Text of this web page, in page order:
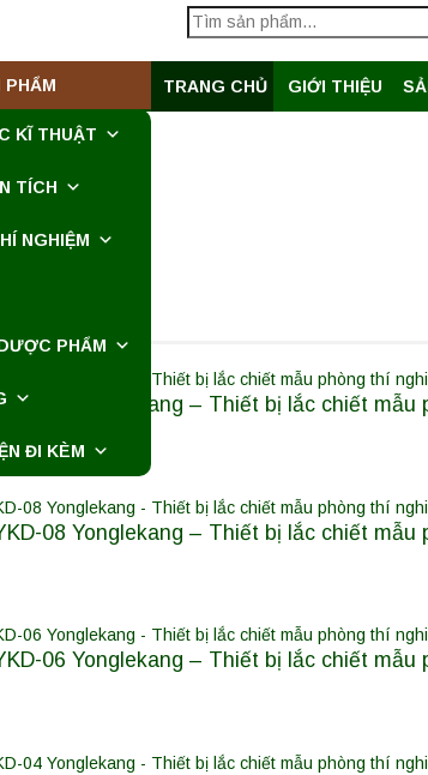
PHẨM
KĨ THUẬT
TÍCH
NGHIỆM
PHẨM
ĐI KÈM
TRANG CHỦ GIỚI THIỆU
10 Yonglekang – Thiết bị lắc chiết mẫu
08 Yonglekang – Thiết bị lắc chiết mẫu
06 Yonglekang – Thiết bị lắc chiết mẫu